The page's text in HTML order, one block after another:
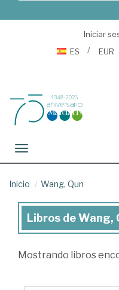
Iniciar
ES
EUR
Toggle navigation
Inicio Wang, Qun
Libros
Wang,
Libros de Wang,
Mostrando libros